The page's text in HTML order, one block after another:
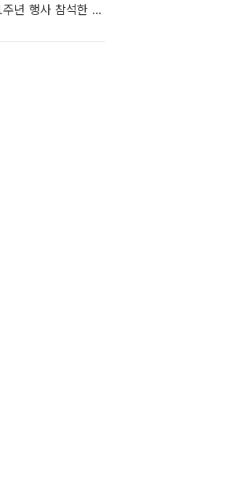
강동중앙도서관 개관 1주년 행사 참석한 이수희 강동구청장 [포토]